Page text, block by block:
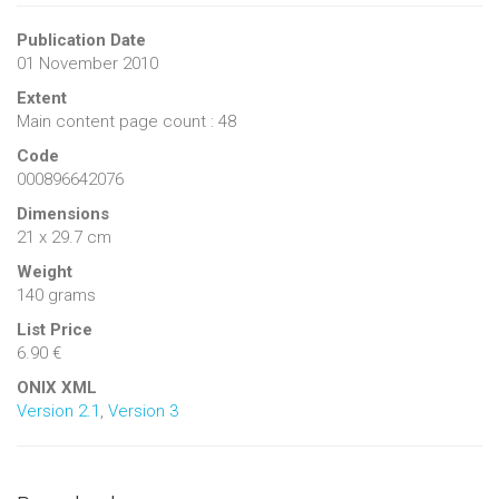
Publication Date
01 November 2010
Extent
Main content page count : 48
Code
000896642076
Dimensions
21 x 29.7 cm
Weight
140 grams
List Price
6.90 €
ONIX XML
Version 2.1 , Version 3